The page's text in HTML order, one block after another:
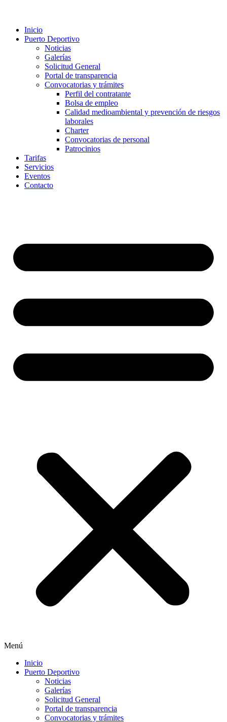
Inicio
Puerto Deportivo
Noticias
Galerías
Solicitud General
Portal de transparencia
Convocatorias y trámites
Perfil del contratante
Bolsa de empleo
Calidad medioambiental y prevención de riesgos
laborales
Charter
Convocatorias de personal
Patrocinios
Tarifas
Servicios
Eventos
Contacto
Menú
Inicio
Puerto Deportivo
Noticias
Galerías
Solicitud General
Portal de transparencia
Convocatorias y trámites